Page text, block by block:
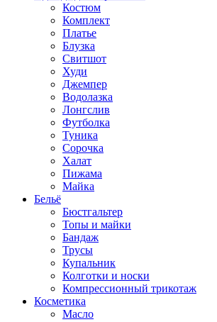
Костюм
Комплект
Платье
Блузка
Свитшот
Худи
Джемпер
Водолазка
Лонгслив
Футболка
Туника
Сорочка
Халат
Пижама
Майка
Бельё
Бюстгальтер
Топы и майки
Бандаж
Трусы
Купальник
Колготки и носки
Компрессионный трикотаж
Косметика
Масло